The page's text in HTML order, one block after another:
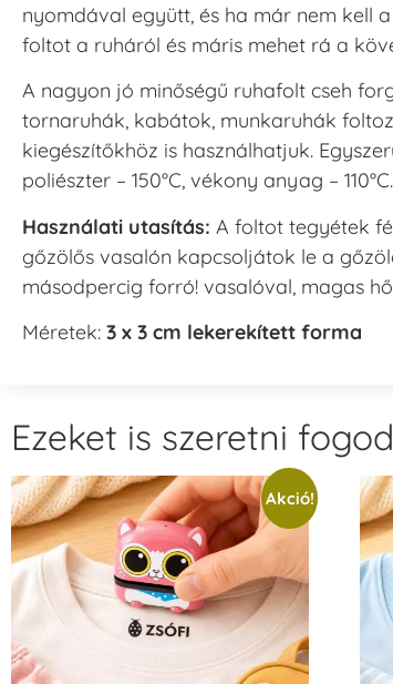
nyomdával együtt, és ha már nem kell
foltot a ruháról és máris mehet rá a
A nagyon jó minőségű ruhafolt cseh
tornaruhák, kabátok, munkaruhák
kiegészítőkhöz is használhatjuk.
poliészter – 150°C, vékony anyag – 110°C.
Használati utasítás: A foltot tegyétek
gőzölős vasalón kapcsoljátok le a
másodpercig forró! vasalóval, magas
Méretek: 3 x 3 cm lekerekített forma
Ezeket is szeretni fogod
Akció!